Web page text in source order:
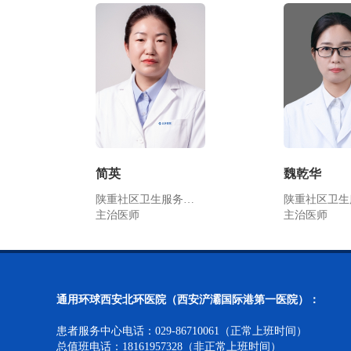
简英
陕重社区卫生服务…
主治医师
魏乾华
陕重社区卫
主治医师
通用环球西安北环医院（西安浐灞国际港第一医院）：
患者服务中心电话：029-86710061（正常上班时间）
总值班电话：18161957328（非正常上班时间）